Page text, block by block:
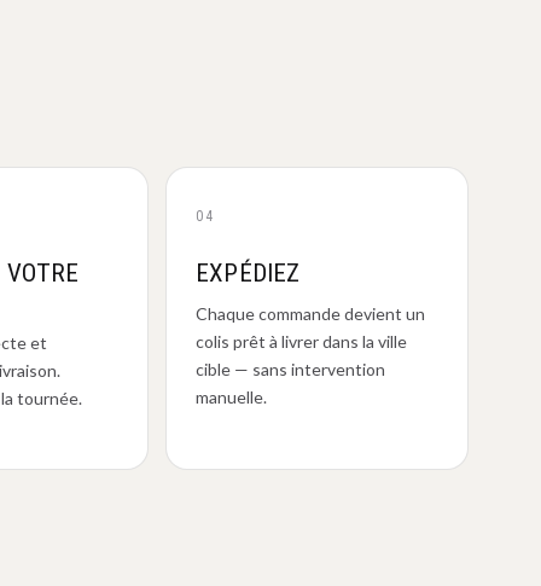
et
tournée.
04
EXPÉDIEZ
Chaque commande devient un
colis prêt à livrer dans la ville
cible — sans intervention
manuelle.